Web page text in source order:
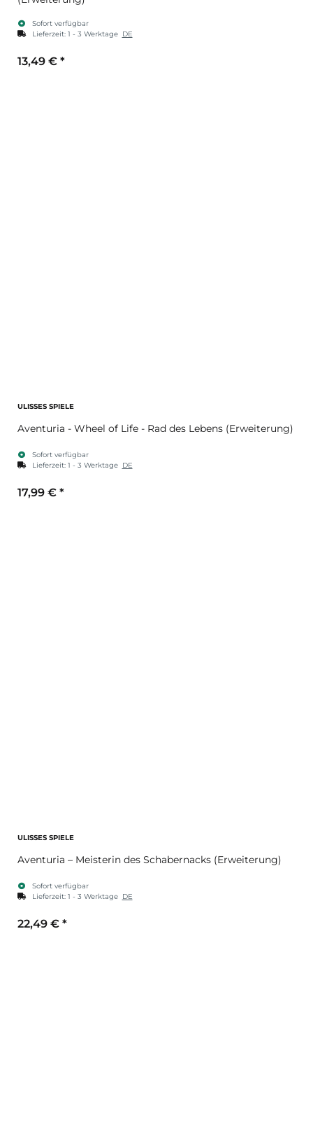
Sofort verfügbar
Lieferzeit: 1 - 3 Werktage DE
13,49 € *
ULISSES SPIELE
Aventuria - Wheel of Life - Rad des Lebens (Erweiterung)
Sofort verfügbar
Lieferzeit: 1 - 3 Werktage DE
17,99 € *
ULISSES SPIELE
Aventuria – Meisterin des Schabernacks (Erweiterung)
Sofort verfügbar
Lieferzeit: 1 - 3 Werktage DE
22,49 € *